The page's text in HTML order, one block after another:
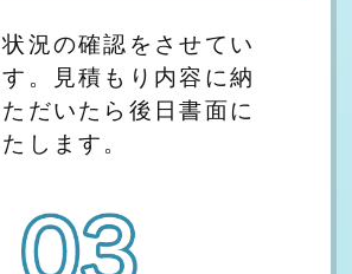
況の確認をさせてい
。見積もり内容に納
だいたら後日書面に
します。